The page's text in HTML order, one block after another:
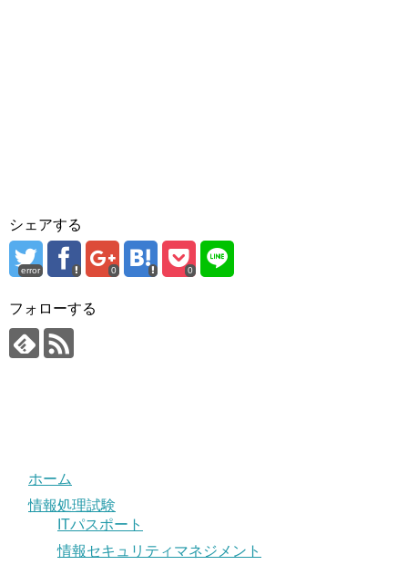
シェアする
error 0 0
フォローする
ホーム
情報処理試験
ITパスポート
情報セキュリティマネジメント